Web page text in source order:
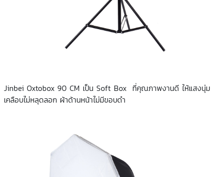
Jinbei Oxtobox 90 CM เป็น Soft Box ที่คุณภาพงานดี ให้แสงนุ่ม
เคลือบไม่หลุดลอก ผ้าด้านหน้าไม่มีขอบดำ